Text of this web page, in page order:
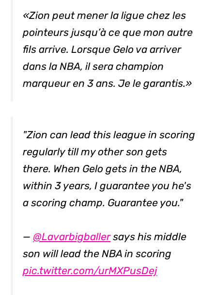
«Zion peut mener la ligue chez les
pointeurs jusqu’à ce que mon autre
fils arrive. Lorsque Gelo va arriver
dans la NBA, il sera champion
marqueur en 3 ans. Je le garantis.»
"Zion can lead this league in scoring
regularly till my other son gets
there. When Gelo gets in the NBA,
within 3 years, I guarantee you he's
a scoring champ. Guarantee you."
— @Lavarbigballersays his middle
son will lead the NBA in scoring
pic.twitter.com/urMXPusDej